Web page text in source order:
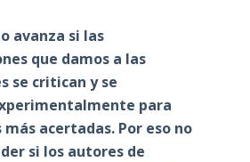
avanza si las
que damos a las
se critican y se
para
acertadas. Por eso no
si los autores de